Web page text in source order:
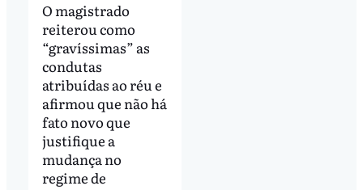
O magistrado
reiterou como
“gravíssimas” as
condutas
atribuídas ao réu e
afirmou que não há
fato novo que
justifique a
mudança no
regime de